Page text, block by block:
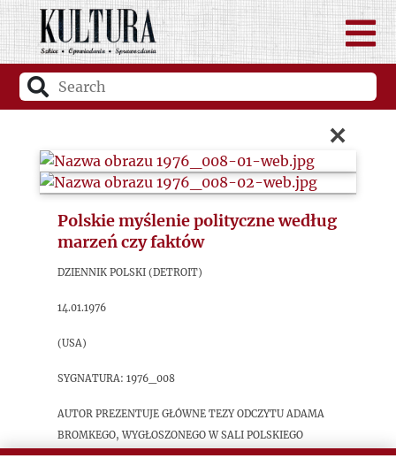
×
Polskie myślenie polityczne według
marzeń czy faktów
Dziennik Polski (Detroit)
14.01.1976
(USA)
sygnatura: 1976_008
Autor prezentuje główne tezy odczytu Adama
Bromkego, wygłoszonego w sali Polskiego
Związku Akademików w Chicago, poświęconego